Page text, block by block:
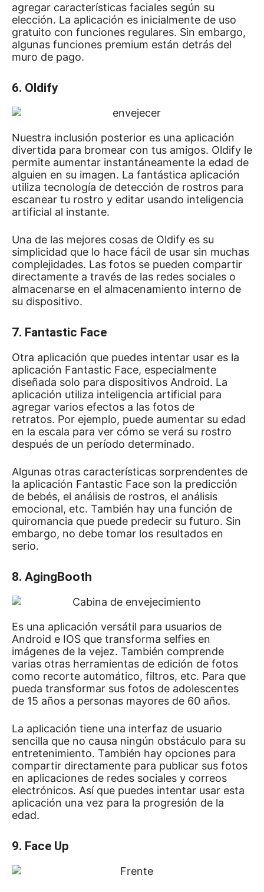
agregar características faciales según su
elección. La aplicación es inicialmente de uso
gratuito con funciones regulares. Sin embargo,
algunas funciones premium están detrás del
muro de pago.
6. Oldify
Nuestra inclusión posterior es una aplicación
divertida para bromear con tus amigos. Oldify le
permite aumentar instantáneamente la edad de
alguien en su imagen. La fantástica aplicación
utiliza tecnología de detección de rostros para
escanear tu rostro y editar usando inteligencia
artificial al instante.
Una de las mejores cosas de Oldify es su
simplicidad que lo hace fácil de usar sin muchas
complejidades. Las fotos se pueden compartir
directamente a través de las redes sociales o
almacenarse en el almacenamiento interno de
su dispositivo.
7. Fantastic Face
Otra aplicación que puedes intentar usar es la
aplicación Fantastic Face, especialmente
diseñada solo para dispositivos Android. La
aplicación utiliza inteligencia artificial para
agregar varios efectos a las fotos de
retratos. Por ejemplo, puede aumentar su edad
en la escala para ver cómo se verá su rostro
después de un período determinado.
Algunas otras características sorprendentes de
la aplicación Fantastic Face son la predicción
de bebés, el análisis de rostros, el análisis
emocional, etc. También hay una función de
quiromancia que puede predecir su futuro. Sin
embargo, no debe tomar los resultados en
serio.
8. AgingBooth
Es una aplicación versátil para usuarios de
Android e IOS que transforma selfies en
imágenes de la vejez. También comprende
varias otras herramientas de edición de fotos
como recorte automático, filtros, etc. Para que
pueda transformar sus fotos de adolescentes
de 15 años a personas mayores de 60 años.
La aplicación tiene una interfaz de usuario
sencilla que no causa ningún obstáculo para su
entretenimiento. También hay opciones para
compartir directamente para publicar sus fotos
en aplicaciones de redes sociales y correos
electrónicos. Así que puedes intentar usar esta
aplicación una vez para la progresión de la
edad.
9. Face Up